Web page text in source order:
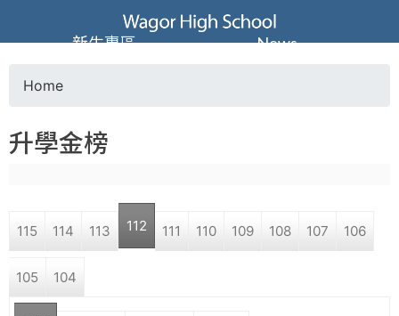
Jump to navigation
葳
格
高
學
o
a
r
Home
升學金榜
115 114 113 112 111 110 109 108 107 106
105 104
新生專區 News